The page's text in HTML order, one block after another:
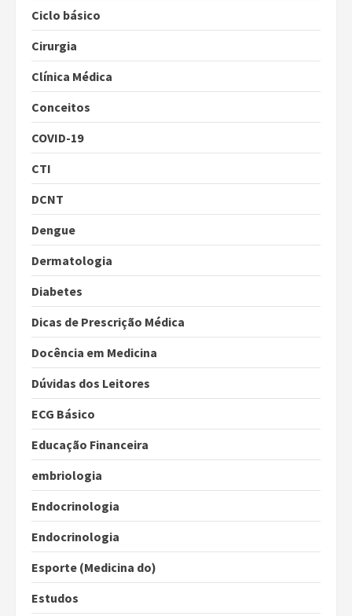
Ciclo básico
Cirurgia
Clínica Médica
Conceitos
COVID-19
CTI
DCNT
Dengue
Dermatologia
Diabetes
Dicas de Prescrição Médica
Docência em Medicina
Dúvidas dos Leitores
ECG Básico
Educação Financeira
embriologia
Endocrinologia
Endocrinologia
Esporte (Medicina do)
Estudos